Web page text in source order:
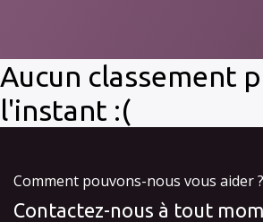
Aucun classement
l'instant :(
Comment pouvons-nous vous aider ?
Contactez-nous à tout